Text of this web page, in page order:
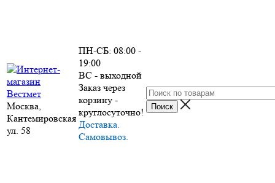
Москва,
Кантемировская
ул. 58
ПН-СБ: 08:00 -
19:00
ВС - выходной
Заказ через
корзину -
круглосуточно!
Доставка.
Самовывоз.